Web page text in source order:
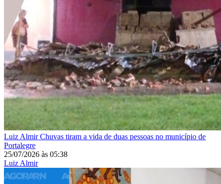
Luiz AlmirChuvas tiram a vida de duas pessoas no município de
Portalegre
25/07/2026 às 05:38
Luiz Almir